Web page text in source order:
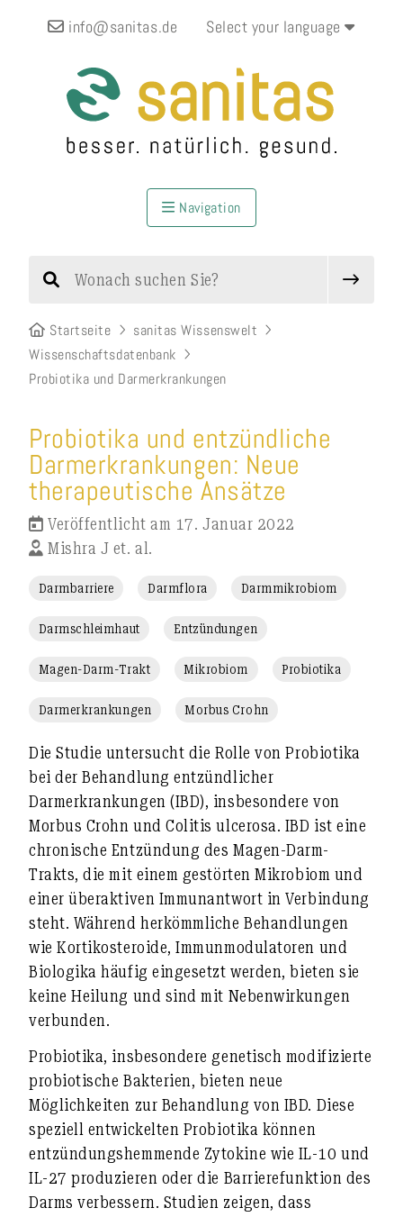
info@sanitas.de Select your language
Navigation
Startseite
sanitas Wissenswelt
Wissenschaftsdatenbank
Probiotika und Darmerkrankungen
Probiotika und entzündliche
Darmerkrankungen: Neue
therapeutische Ansätze
Veröffentlicht am 17. Januar 2022
Mishra J et. al.
Darmbarriere Darmflora Darmmikrobiom
Darmschleimhaut Entzündungen
Magen-Darm-Trakt Mikrobiom Probiotika
Darmerkrankungen Morbus Crohn
Die Studie untersucht die Rolle von Probiotika
bei der Behandlung entzündlicher
Darmerkrankungen (IBD), insbesondere von
Morbus Crohn und Colitis ulcerosa. IBD ist eine
chronische Entzündung des Magen-Darm-
Trakts, die mit einem gestörten Mikrobiom und
einer überaktiven Immunantwort in Verbindung
steht. Während herkömmliche Behandlungen
wie Kortikosteroide, Immunmodulatoren und
Biologika häufig eingesetzt werden, bieten sie
keine Heilung und sind mit Nebenwirkungen
verbunden.
Probiotika, insbesondere genetisch modifizierte
probiotische Bakterien, bieten neue
Möglichkeiten zur Behandlung von IBD. Diese
speziell entwickelten Probiotika können
entzündungshemmende Zytokine wie IL-10 und
IL-27 produzieren oder die Barrierefunktion des
Darms verbessern. Studien zeigen, dass